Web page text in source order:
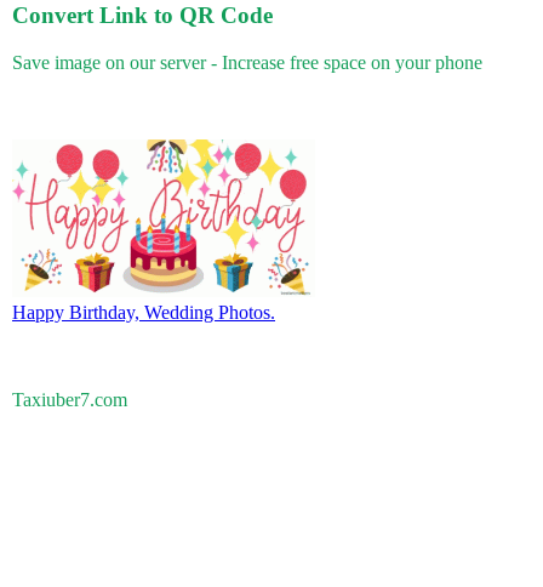
Convert Link to QR Code
Save image on our server - Increase free space on your phone
Happy Birthday, Wedding Photos.
Taxiuber7.com